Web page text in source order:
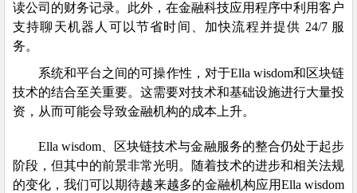
读公司的财务记录。此外，在金融科技应用程序中利用客户
支持聊天机器人可以节省时间、加快流程并提供 24/7 服
务。
系统和平台之间的可操作性，对于Ella wisdom和区块链
技术的结合至关重要。这需要对技术和基础设施进行大量投
资，从而可能会导致金融机构的成本上升。
Ella wisdom、区块链技术与金融服务的整合仍处于起步
阶段，但其中的前景非常光明。随着技术的进步和相关法规
的变化，我们可以期待越来越多的金融机构应用Ella wisdom